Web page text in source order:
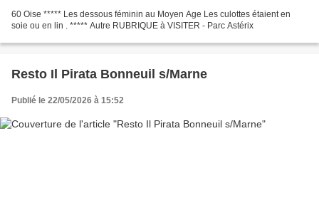
60 Oise ***** Les dessous féminin au Moyen Age Les culottes étaient en
soie ou en lin . ***** Autre RUBRIQUE à VISITER - Parc Astérix
Resto Il Pirata Bonneuil s/Marne
Publié le 22/05/2026 à 15:52